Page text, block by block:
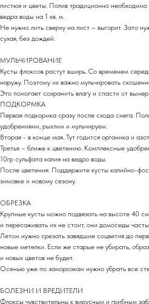
листюя и цветы. Полив традиционно необходимо
ведра воды на 1 кв. м.
Не нужно лить сверху на лист – выгорит. Зато
сухая, без дождей.
МУЛЬЧИРОВАНИЕ
Кусты флоксов растут вширь. Со временем
наружу. Поэтому их важно мульчировать
Это помогает сохранить влагу и спасти от
ПОДКОРМКА
Первая подкормка сразу после схода снега.
удобрениями, рыхлим и мульчируем.
Вторая - в конце мая. Тут годится органика и
Третья – ближе к цветению. Комплексные
10гр сульфата калия на ведро воды.
После цветения. Поддержите кусты калийно-
зимовке и новому сезону.
ОБРЕЗКА
Крупные кусты можно подвязать на высоте 40
и пересаживать их не стоит, они домоседы
Летом нужно срезать завядшие соцветия до
новые метелки. Если же старые не убирать,
и новых цветов не будет.
Осенью уже по заморозкам нужно убрать все
БОЛЕЗНИ И ВРЕДИТЕЛИ
Флоксы чувствительны к вирусным и грибным